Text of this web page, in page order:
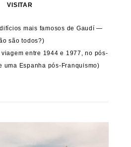
VISITAR
mais famosos de Gaudí —
são todos?)
viagem entre 1944 e 1977, no pós-
uma Espanha pós-Franquismo)